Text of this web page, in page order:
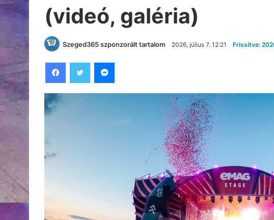
(videó, galéria)
Szeged365 szponzorált tartalom 2026, július 7. 12:21 Frissítve: